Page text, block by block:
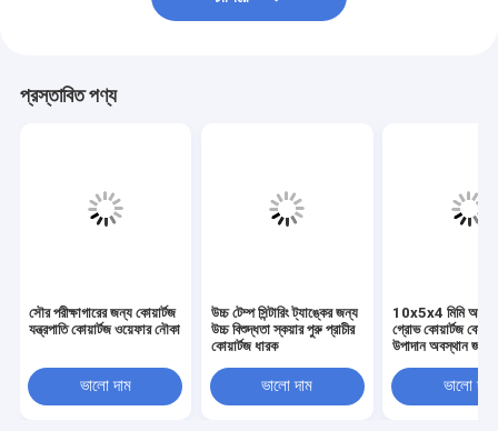
প্রস্তাবিত পণ্য
সৌর পরীক্ষাগারের জন্য কোয়ার্টজ
যন্ত্রপাতি কোয়ার্টজ ওয়েফার নৌকা
ভালো দাম
উচ্চ টেম্প সিন্টারিং ট্যাঙ্কের জন্য
উচ্চ বিশুদ্ধতা স্কয়ার পুরু প্রাচীর
কোয়ার্টজ ধারক
ভালো দাম
10x5x4 মিমি
গ্রোভ কোয়ার্টজ বেস
উপাদান অবস্থান জন্য
ভালো দাম